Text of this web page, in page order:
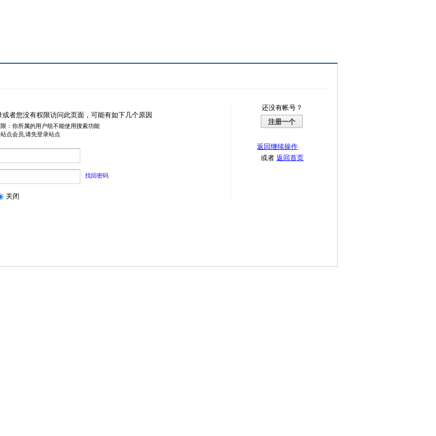
或者您没有权限访问此页面，可能有如下几个原因
：你所属的用户组不能使用搜索功能
点会员,请先登录站点
找回密码
关闭
还没有帐号？
注册一个
返回继续操作
或者返回首页